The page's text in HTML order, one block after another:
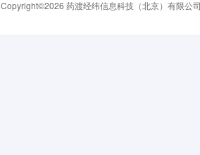
Copyright©2026 药渡经纬信息科技（北京）有限公